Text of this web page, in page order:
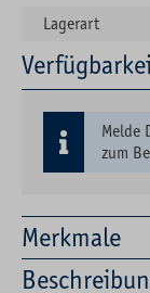
Merkmale
Lagerart
Melde
zum